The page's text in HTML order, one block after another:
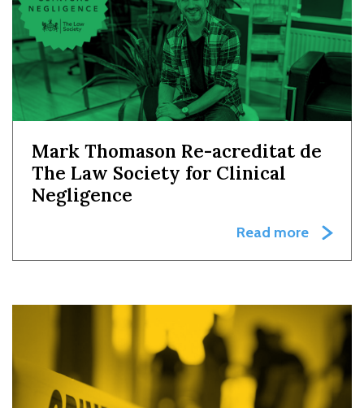
Mark Thomason Re-acreditat de
The Law Society for Clinical
Negligence
Read more